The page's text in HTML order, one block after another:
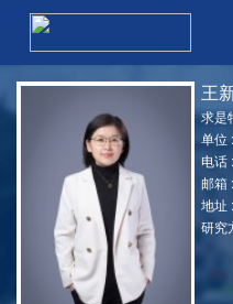
王
求是
单位 :
电话 :
邮箱 :
地址 :
研究